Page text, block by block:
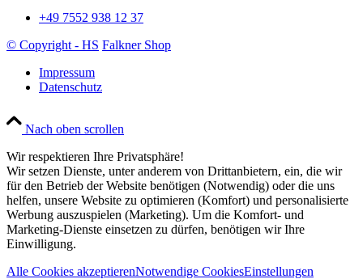
+49 7552 938 12 37
© Copyright - HS Falkner Shop
Impressum
Datenschutz
Nach oben scrollen
Wir respektieren Ihre Privatsphäre!
Wir setzen Dienste, unter anderem von Drittanbietern, ein, die wir
für den Betrieb der Website benötigen (Notwendig) oder die uns
helfen, unsere Website zu optimieren (Komfort) und personalisierte
Werbung auszuspielen (Marketing). Um die Komfort- und
Marketing-Dienste einsetzen zu dürfen, benötigen wir Ihre
Einwilligung.
Alle Cookies akzeptierenNotwendige CookiesEinstellungen